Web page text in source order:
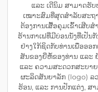
ແລະ ເດີນິມ ສາມາດຮັບ
ເໝາະສົມທີ່ສຸດສຳລັບສະຖ
ຕ້ອງການເສື້ອຄຸມເຂົ້າເສີບ
ຮ້ານກາເຟທີ່ມີບ່ອນນັ່ງທີ່ເປັນ
ຢ່າງໃກ້ຊິດກັບທ່ານເພື່ອອອ
ສັນຂອງຍີ່ຫໍ້ຂອງທ່ານ ແລະ
ແລະ ຄວາມສະດວກສະບາ
ຜະລິດສັນຍາລັກ (logo) ລ
ຮ້ອນ, ແລະ ການປັກແຕ່ງ, ສ